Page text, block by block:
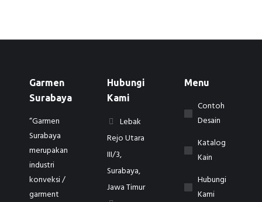
Garmen
Surabaya
“Garmen
Surabaya
merupakan
industri
konveksi /
garment
Hubungi
Kami
Lebak
Rejo Utara
III/3,
Surabaya,
Jawa Timur
Menu
Contoh
Desain
Katalog
Kain
Hubungi
Kami